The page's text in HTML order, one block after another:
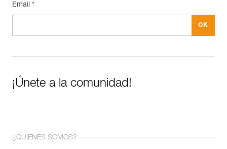
Email *
¡Únete a la comunidad!
¿QUIÉNES SOMOS?